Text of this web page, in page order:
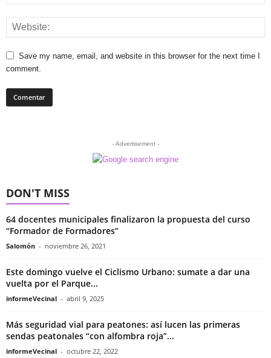
Save my name, email, and website in this browser for the next time I
comment.
- Advertisement -
DON'T MISS
64 docentes municipales finalizaron la propuesta del curso
“Formador de Formadores”
Salomón - noviembre 26, 2021
Este domingo vuelve el Ciclismo Urbano: sumate a dar una
vuelta por el Parque...
informeVecinal - abril 9, 2025
Más seguridad vial para peatones: así lucen las primeras
sendas peatonales “con alfombra roja”...
informeVecinal - octubre 22, 2022